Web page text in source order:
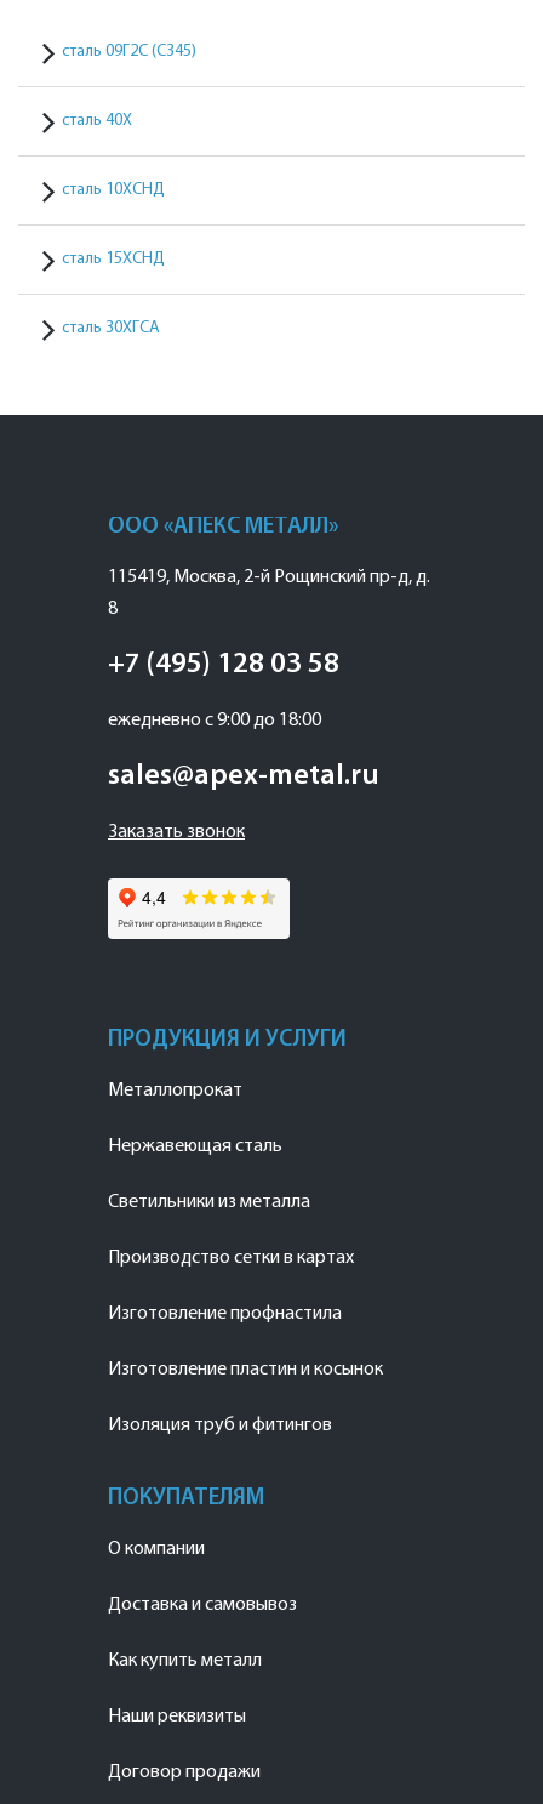
сталь 09Г2С (С345)
сталь 40Х
сталь 10ХСНД
сталь 15ХСНД
сталь 30ХГСА
ООО «АПЕКС МЕТАЛЛ»
115419, Москва, 2-й Рощинский пр-д, д.
8
+7 (495) 128 03 58
ежедневно с 9:00 до 18:00
sales@apex-metal.ru
Заказать звонок
ПРОДУКЦИЯ И УСЛУГИ
Металлопрокат
Нержавеющая сталь
Светильники из металла
Производство сетки в картах
Изготовление профнастила
Изготовление пластин и косынок
Изоляция труб и фитингов
ПОКУПАТЕЛЯМ
О компании
Доставка и самовывоз
Как купить металл
Наши реквизиты
Договор продажи